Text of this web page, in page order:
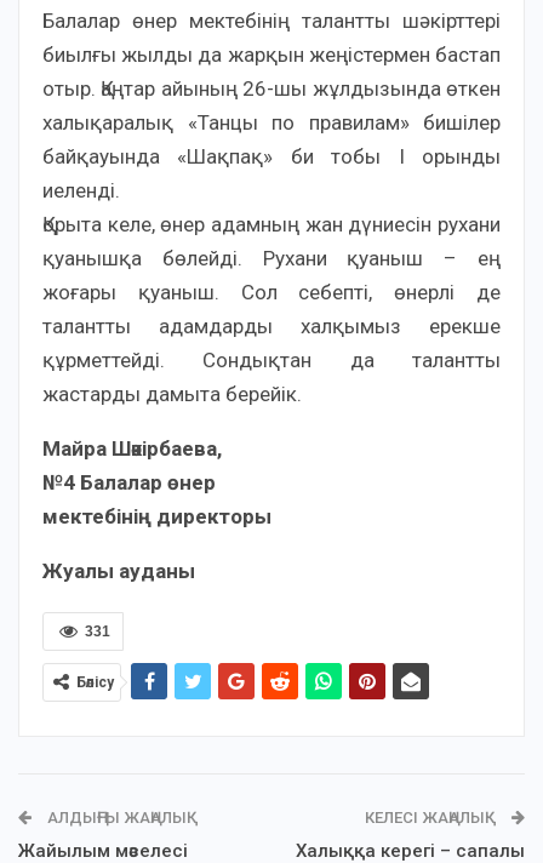
Балалар өнер мектебінің талантты шәкірттері
биылғы жылды да жарқын жеңістермен бастап
отыр. Қаңтар айының 26-шы жұлдызында өткен
халықаралық «Танцы по правилам» бишілер
байқауында «Шақпақ» би тобы I орынды
иеленді.
Қорыта келе, өнер адамның жан дүниесін рухани
қуанышқа бөлейді. Рухани қуаныш – ең
жоғары қуаныш. Сол себепті, өнерлі де
талантты адамдарды халқымыз ерекше
құрметтейді. Сондықтан да талантты
жастарды дамыта берейік.
Майра Шәкірбаева,
№4 Балалар өнер
мектебінің директоры
Жуалы ауданы
331
Бөлісу
АЛДЫҢҒЫ ЖАҢАЛЫҚ
Жайылым мәселесі
КЕЛЕСІ ЖАҢАЛЫҚ
Халыққа керегі – сапалы